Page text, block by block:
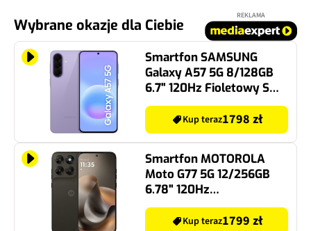
Wybrane okazje dla Ciebie
REKLAMA
Smartfon SAMSUNG
Galaxy A57 5G 8/128GB
6.7" 120Hz Fioletowy SM-
A576
Kup teraz1798 zł
Smartfon MOTOROLA
Moto G77 5G 12/256GB
6.78" 120Hz
Ciemnobrązowy
Kup teraz1799 zł